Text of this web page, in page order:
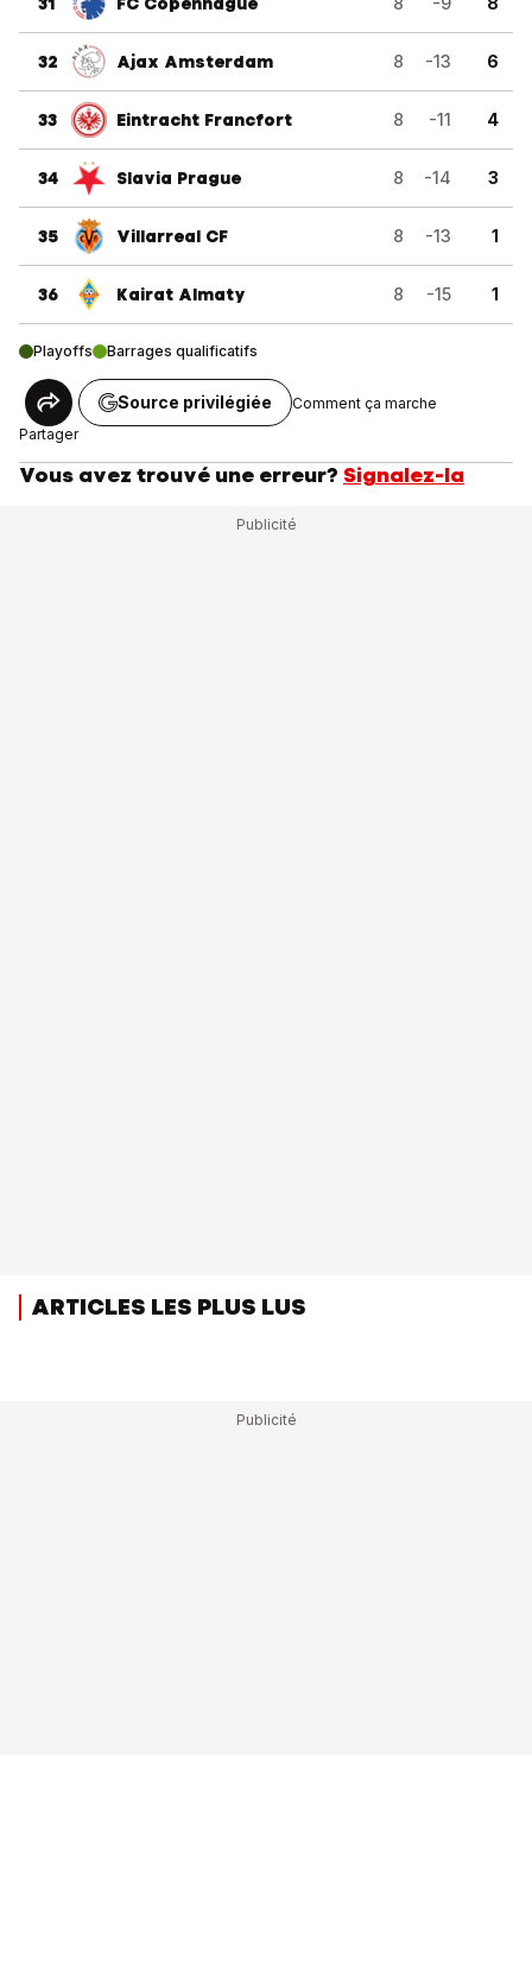
32 Ajax Amsterdam 8 -13 6
33 Eintracht Francfort 8 -11 4
34 Slavia Prague 8 -14 3
35 Villarreal CF 8 -13 1
36 Kairat Almaty 8 -15 1
Playoffs Barrages qualificatifs
Partager
Source privilégiée Comment ça marche
Vous avez trouvé une erreur? Signalez-la
ARTICLES LES PLUS LUS